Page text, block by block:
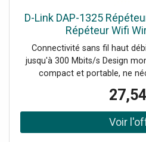
D-Link DAP-1325
Répéteur Wifi
Connectivité sans fil haut
jusqu'à 300 Mbits/s Design
compact et portable, ne
configuration intégré et
Deux antennes externes
du signal Wifi à 3 segments